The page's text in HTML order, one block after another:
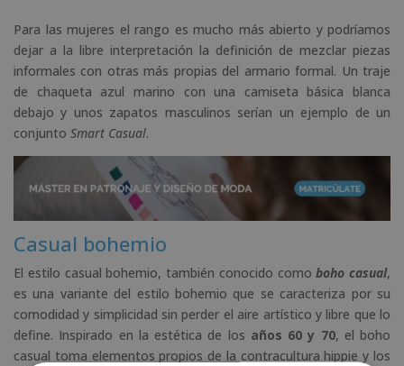
Para las mujeres el rango es mucho más abierto y podríamos
dejar a la libre interpretación la definición de mezclar piezas
informales con otras más propias del armario formal. Un traje
de chaqueta azul marino con una camiseta básica blanca
debajo y unos zapatos masculinos serían un ejemplo de un
conjunto Smart Casual.
Casual bohemio
El estilo casual bohemio, también conocido comoboho casual,
es una variante del estilo bohemio que se caracteriza por su
comodidad y simplicidad sin perder el aire artístico y libre que lo
define. Inspirado en la estética de los años 60 y 70, el boho
casual toma elementos propios de la contracultura hippie y los